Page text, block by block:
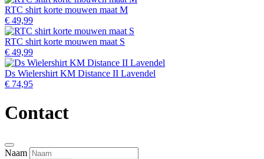
RTC shirt korte mouwen maat M
€ 49,99
RTC shirt korte mouwen maat S
€ 49,99
Ds Wielershirt KM Distance II Lavendel
€ 74,95
Contact
Naam